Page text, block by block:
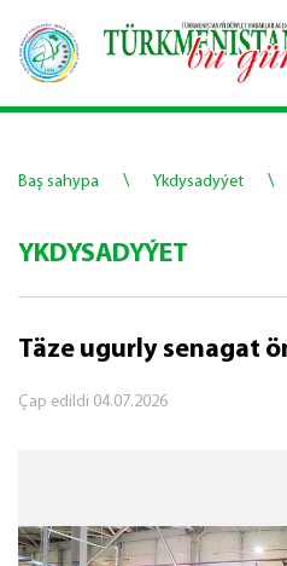
Baş sahypa \ Ykdysadyýet \
YKDYSADYÝET
Täze ugurly senagat
Çap edildi 04.07.2026